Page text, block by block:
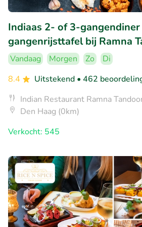
Indiaas 2- of 3-
gangenrijsttafel bij Ramna
Vandaag Morgen Zo
Di
8.4
Uitstekend • 462
Indian Restaurant Ramna
Den Haag (0km)
Verkocht: 545